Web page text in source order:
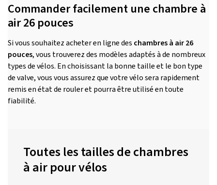
Commander facilement une chambre à
air 26 pouces
Si vous souhaitez acheter en ligne des chambres à air 26
pouces, vous trouverez des modèles adaptés à de nombreux
types de vélos. En choisissant la bonne taille et le bon type
de valve, vous vous assurez que votre vélo sera rapidement
remis en état de rouler et pourra être utilisé en toute
fiabilité.
Toutes les tailles de chambres
à air pour vélos